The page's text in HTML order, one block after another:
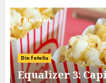
3 min read
Din fotoliu
Equalizer 3: